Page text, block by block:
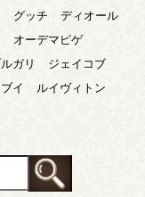
グッチ
ディオール
オーデマピゲ
ガリ
ジェイコブ
イ
ルイヴィトン